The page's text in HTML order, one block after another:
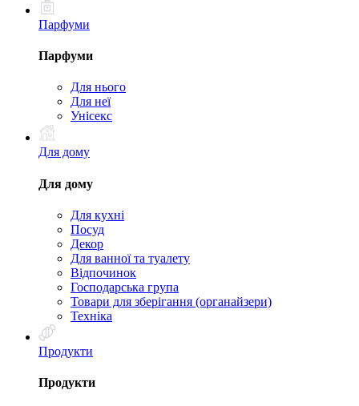
Парфуми
Парфуми
Для нього
Для неї
Унісекс
Для дому
Для дому
Для кухні
Посуд
Декор
Для ванної та туалету
Відпочинок
Господарська група
Товари для зберігання (органайзери)
Техніка
Продукти
Продукти